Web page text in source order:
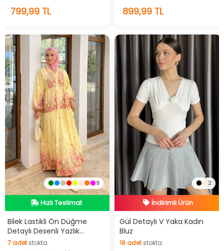
49adetstokta
799,99 TL
22 adetstokta
899,99 TL
9
Hızlı Teslimat
Videolu Ürün
Hızlı Teslimat
Bilek Lastikli Ön Düğme
Detaylı Desenli Yazlık
Tesettür Elbise
7adetstokta
2
İndirimli Ürün
Hızlı Teslimat
İndirimli Ürün
Gül Detaylı V Yaka Kadın
Bluz
18adetstokta